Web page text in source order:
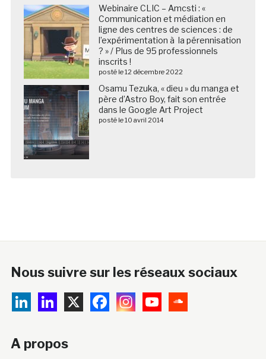
Webinaire CLIC – Amcsti : «
Communication et médiation en
ligne des centres de sciences : de
l’expérimentation à la pérennisation
? » / Plus de 95 professionnels
inscrits !
posté le 12 décembre 2022
Osamu Tezuka, « dieu » du manga et
père d’Astro Boy, fait son entrée
dans le Google Art Project
posté le 10 avril 2014
Nous suivre sur les réseaux sociaux
A propos